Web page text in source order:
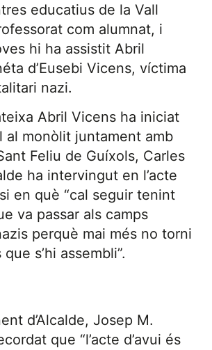
educatius de la Vall
com alumnat, i
hi ha assistit Abril
d’Eusebi Vicens, víctima
nazi.
Abril Vicens ha iniciat
al monòlit juntament amb
Feliu de Guíxols, Carles
ha intervingut en l’acte
en què “cal seguir tenint
va passar als camps
perquè mai més no torni
s’hi assembli”.
d’Alcalde, Josep M.
que “l’acte d’avui és